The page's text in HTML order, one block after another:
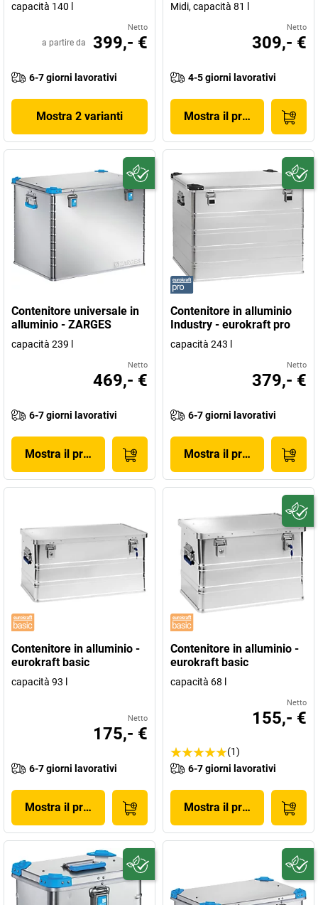
capacità 140 l
Netto
a partire da 399,- €
6-7 giorni lavorativi
Mostra 2 varianti
Midi, capacità 81 l
Netto
309,- €
4-5 giorni lavorativi
Mostra il prodotto
Contenitore universale in
alluminio - ZARGES
capacità 239 l
Netto
469,- €
6-7 giorni lavorativi
Mostra il prodotto
Contenitore in alluminio
Industry - eurokraft pro
capacità 243 l
Netto
379,- €
6-7 giorni lavorativi
Mostra il prodotto
Contenitore in alluminio -
eurokraft basic
capacità 93 l
Netto
175,- €
6-7 giorni lavorativi
Mostra il prodotto
Contenitore in alluminio -
eurokraft basic
capacità 68 l
Netto
155,- €
(1)
6-7 giorni lavorativi
Mostra il prodotto